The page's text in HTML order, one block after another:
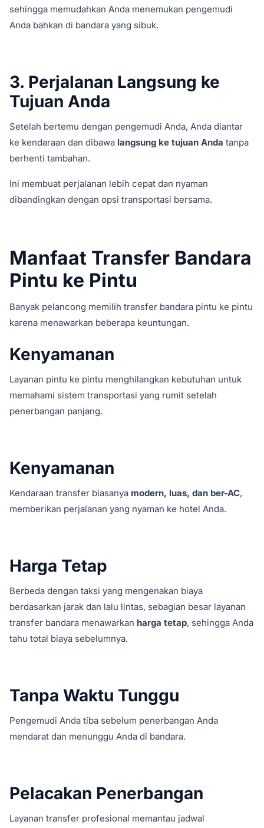
sehingga memudahkan Anda menemukan pengemudi
Anda bahkan di bandara yang sibuk.
3. Perjalanan Langsung ke
Tujuan Anda
Setelah bertemu dengan pengemudi Anda, Anda diantar
ke kendaraan dan dibawa langsung ke tujuan Anda tanpa
berhenti tambahan.
Ini membuat perjalanan lebih cepat dan nyaman
dibandingkan dengan opsi transportasi bersama.
Manfaat Transfer Bandara
Pintu ke Pintu
Banyak pelancong memilih transfer bandara pintu ke pintu
karena menawarkan beberapa keuntungan.
Kenyamanan
Layanan pintu ke pintu menghilangkan kebutuhan untuk
memahami sistem transportasi yang rumit setelah
penerbangan panjang.
Kenyamanan
Kendaraan transfer biasanya modern, luas, dan ber-AC,
memberikan perjalanan yang nyaman ke hotel Anda.
Harga Tetap
Berbeda dengan taksi yang mengenakan biaya
berdasarkan jarak dan lalu lintas, sebagian besar layanan
transfer bandara menawarkan harga tetap, sehingga Anda
tahu total biaya sebelumnya.
Tanpa Waktu Tunggu
Pengemudi Anda tiba sebelum penerbangan Anda
mendarat dan menunggu Anda di bandara.
Pelacakan Penerbangan
Layanan transfer profesional memantau jadwal